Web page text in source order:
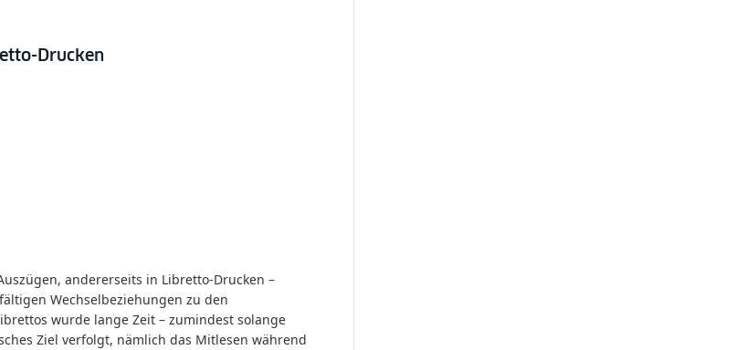
Drucken
andererseits in Libretto-Drucken –
Wechselbeziehungen zu den
wurde lange Zeit – zumindest solange
Ziel verfolgt, nämlich das Mitlesen während